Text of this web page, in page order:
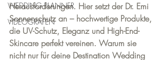
WEDDING PLANNER
VIDEOGRAFEN
Herausforderungen. Hier setzt der Dr. Emi
Sonnenschutz an – hochwertige Produkte,
die UV-Schutz, Eleganz und High-End-
Skincare perfekt vereinen. Warum sie
nicht nur für deine Destination Wedding